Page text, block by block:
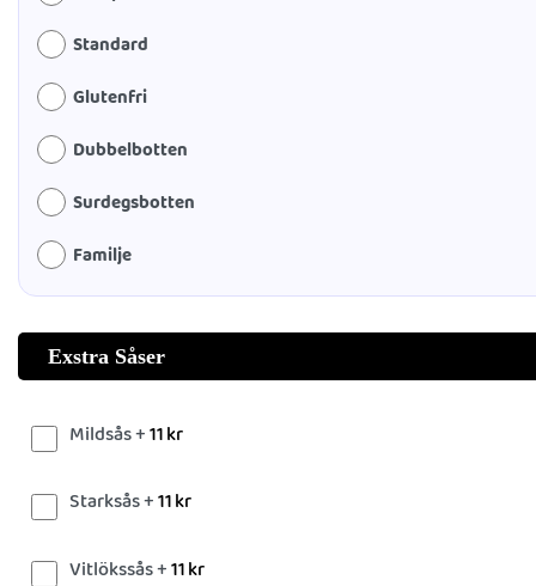
Standard
Glutenfri
Dubbelbotten
Surdegsbotten
Familje
Exstra Såser
Mildsås +11kr
Starksås +11kr
Vitlökssås +11kr